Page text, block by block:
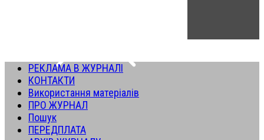
РЕКЛАМА В ЖУРНАЛІ
КОНТАКТИ
Використання матеріалів
ПРО ЖУРНАЛ
Пошук
ПЕРЕДПЛАТА